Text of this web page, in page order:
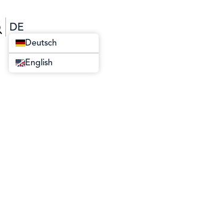
DE
Deutsch
English